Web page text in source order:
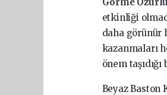
etkinliği
daha görünür
kazanmaları
önem
Beyaz Baston